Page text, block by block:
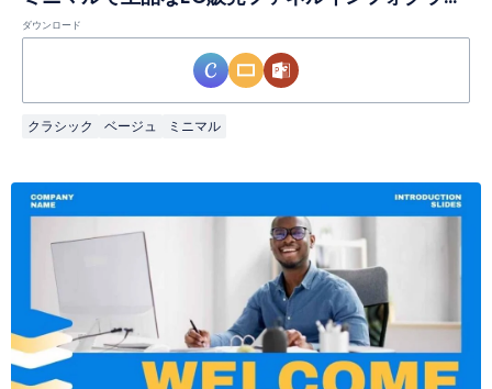
ダウンロード
クラシック ベージュ ミニマル